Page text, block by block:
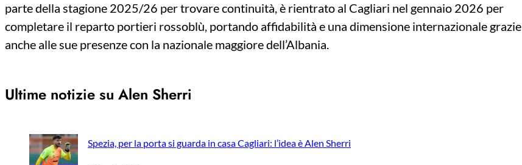
parte della stagione 2025/26 per trovare continuità, è rientrato al Cagliari nel gennaio 2026 per
completare il reparto portieri rossoblù, portando affidabilità e una dimensione internazionale grazie
anche alle sue presenze con la nazionale maggiore dell’Albania.
Ultime notizie su Alen Sherri
Spezia, per la porta si guarda in casa Cagliari: l’idea è Alen Sherri